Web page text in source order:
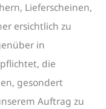
Lieferscheinen,
ersichtlich zu
in
die
gesondert
Auftrag zu